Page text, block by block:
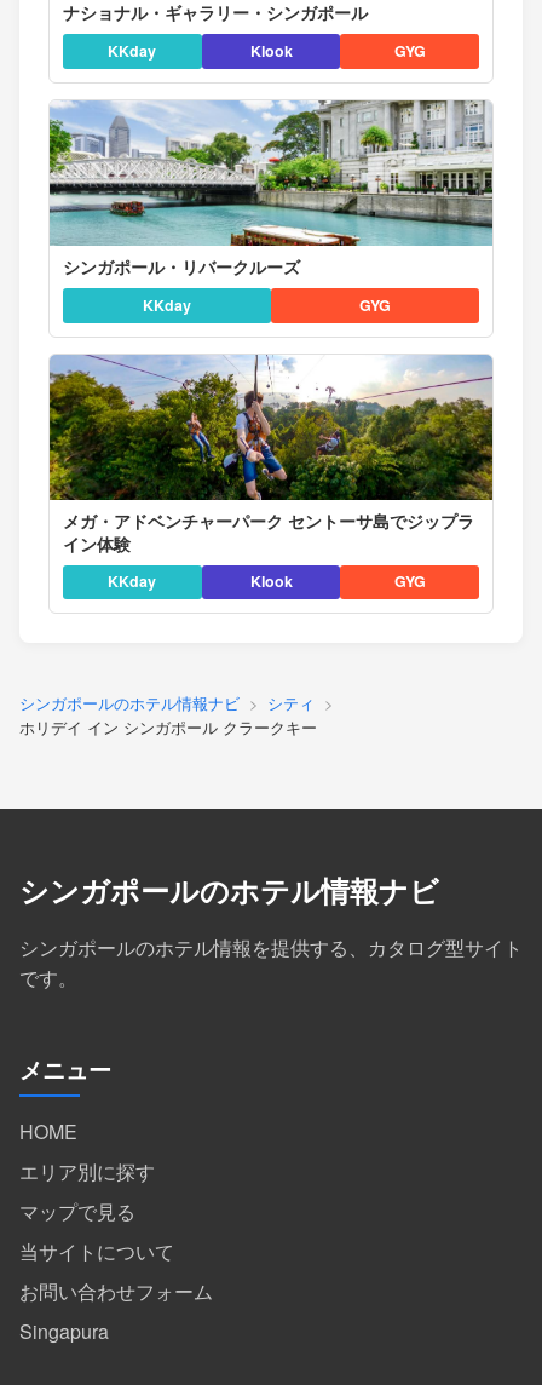
ナショナル・ギャラリー・シンガポール
KKday Klook GYG
シンガポール・リバークルーズ
KKday GYG
メガ・アドベンチャーパーク セントーサ島でジップラ
イン体験
KKday Klook GYG
シンガポールのホテル情報ナビ
シティ
ホリデイ イン シンガポール クラークキー
シンガポールのホテル情報ナビ
シンガポールのホテル情報を提供する、カタログ型サイト
です。
メニュー
HOME
エリア別に探す
マップで見る
当サイトについて
お問い合わせフォーム
Singapura